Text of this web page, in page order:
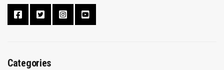
Categories